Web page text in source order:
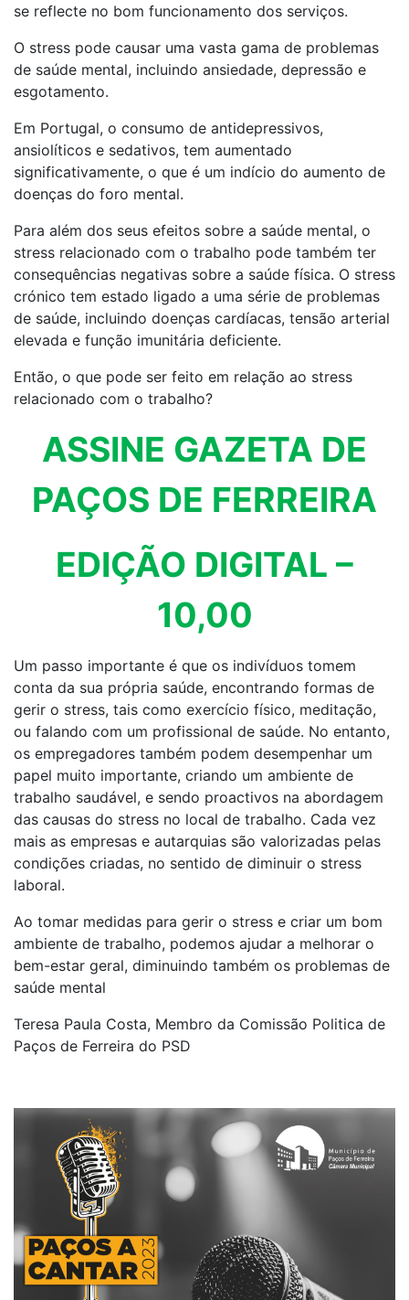
se reflecte no bom funcionamento dos serviços.
O stress pode causar uma vasta gama de problemas
de saúde mental, incluindo ansiedade, depressão e
esgotamento.
Em Portugal, o consumo de antidepressivos,
ansiolíticos e sedativos, tem aumentado
significativamente, o que é um indício do aumento de
doenças do foro mental.
Para além dos seus efeitos sobre a saúde mental, o
stress relacionado com o trabalho pode também ter
consequências negativas sobre a saúde física. O stress
crónico tem estado ligado a uma série de problemas
de saúde, incluindo doenças cardíacas, tensão arterial
elevada e função imunitária deficiente.
Então, o que pode ser feito em relação ao stress
relacionado com o trabalho?
ASSINE GAZETA DE
PAÇOS DE FERREIRA
EDIÇÃO DIGITAL –
10,00
Um passo importante é que os indivíduos tomem
conta da sua própria saúde, encontrando formas de
gerir o stress, tais como exercício físico, meditação,
ou falando com um profissional de saúde. No entanto,
os empregadores também podem desempenhar um
papel muito importante, criando um ambiente de
trabalho saudável, e sendo proactivos na abordagem
das causas do stress no local de trabalho. Cada vez
mais as empresas e autarquias são valorizadas pelas
condições criadas, no sentido de diminuir o stress
laboral.
Ao tomar medidas para gerir o stress e criar um bom
ambiente de trabalho, podemos ajudar a melhorar o
bem-estar geral, diminuindo também os problemas de
saúde mental
Teresa Paula Costa, Membro da Comissão Politica de
Paços de Ferreira do PSD